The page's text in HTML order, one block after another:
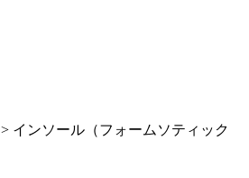
> インソール（フォームソティック